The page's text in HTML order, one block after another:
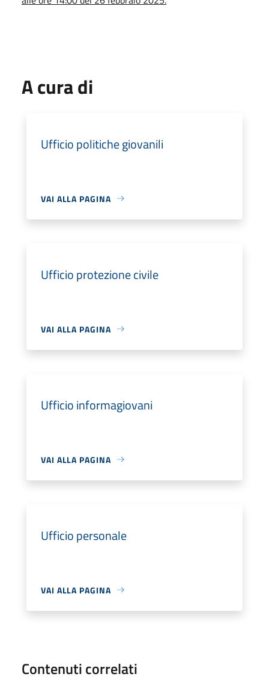
A cura di
Ufficio politiche giovanili
VAI ALLA PAGINA
Ufficio protezione civile
VAI ALLA PAGINA
Ufficio informagiovani
VAI ALLA PAGINA
Ufficio personale
VAI ALLA PAGINA
Contenuti correlati